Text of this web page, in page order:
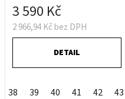
2 966,94 Kč bez DPH
3 590 Kč
DETAIL
38 39 40 41 42 43